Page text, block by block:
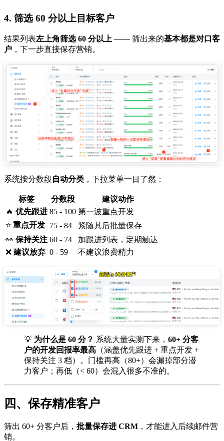
4. 筛选 60 分以上目标客户
结果列表左上角筛选 60 分以上 —— 筛出来的基本都是对口客
户 ，下一步直接保存营销。
系统按分数段自动分类 ，下拉菜单一目了然：
标签 分数段
建议动作
🔥 优先跟进 85 - 100 第一波重点开发
⭐ 重点开发 75 - 84
紧随其后批量保存
👀 保持关注 60 - 74
加跟进列表，定期触达
❌ 建议放弃 0 - 59 不建议浪费精力
💡 为什么是 60 分？ 系统大量实测下来， 60+ 分客
户的开发回报率最高 （涵盖优先跟进 + 重点开发 +
保持关注 3 档）。门槛再高（80+）会漏掉部分潜
力客户；再低（< 60）会混入很多不准的。
四、保存精准客户
筛出 60+ 分客户后， 批量保存进 CRM ，才能进入后续邮件营
销。